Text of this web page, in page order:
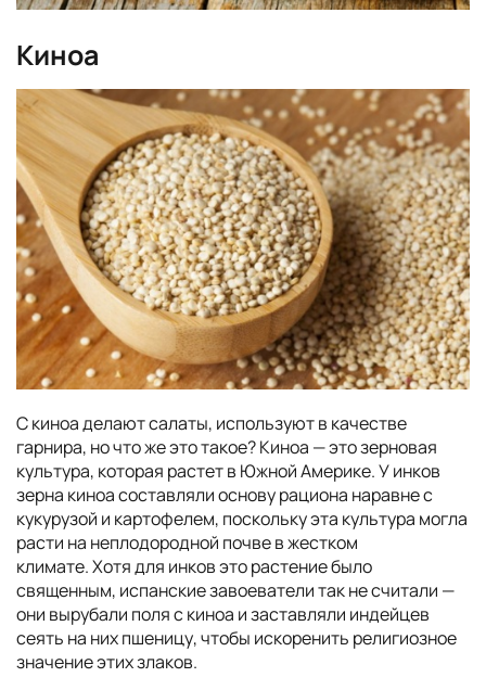
Киноа
С киноа делают салаты, используют в качестве
гарнира, но что же это такое? Киноа — это зерновая
культура, которая растет в Южной Америке. У инков
зерна киноа составляли основу рациона наравне с
кукурузой и картофелем, поскольку эта культура могла
расти на неплодородной почве в жестком
климате. Хотя для инков это растение было
священным, испанские завоеватели так не считали —
они вырубали поля с киноа и заставляли индейцев
сеять на них пшеницу, чтобы искоренить религиозное
значение этих злаков.